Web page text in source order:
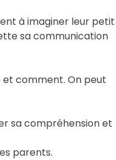
à imaginer leur petit
sa communication
et comment. On peut
sa compréhension et
parents.